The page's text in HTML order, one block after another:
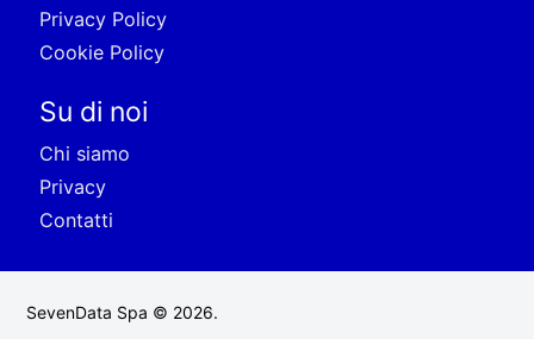
Privacy Policy
Cookie Policy
Su di noi
Chi siamo
Privacy
Contatti
SevenData Spa © 2026.